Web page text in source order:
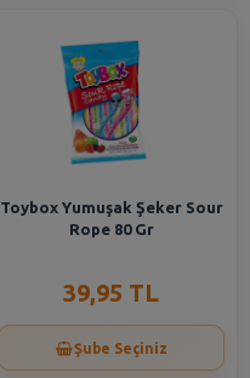
Toybox Yumuşak Şeker Sour
Rope 80 Gr
39,95 TL
Şube Seçiniz